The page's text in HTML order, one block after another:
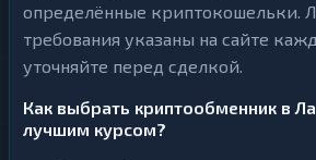
определённые криптокошельки.
требования указаны на сайте
уточняйте перед сделкой.
Как выбрать криптообменник в
лучшим курсом?